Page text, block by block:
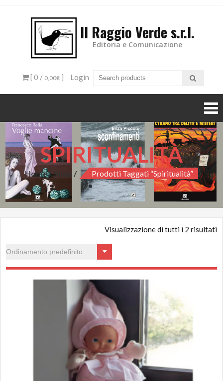
Il Raggio Verde s.r.l.
Editoria e Comunicazione
[ 0 / 0,00€] Login
SPIRITUALITÀ
Home Shop Prodotti Taggati “spiritualità”
Visualizzazione di tutti i 2 risultati